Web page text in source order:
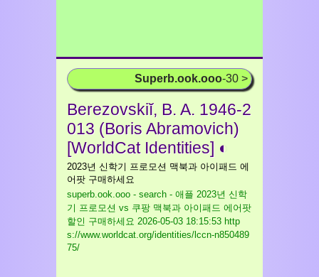
Superb.ook.ooo-30 >
Berezovskiĭ, B. A. 1946-2
013 (Boris Abramovich)
[WorldCat Identities] ◐
2023년 신학기 프로모션 맥북과 아이패드 에
어팟 구매하세요
superb.ook.ooo - search - 애플 2023년 신학
기 프로모션 vs 쿠팡 맥북과 아이패드 에어팟
할인 구매하세요 2026-05-03 18:15:53 http
s://www.worldcat.org/identities/lccn-n850489
75/